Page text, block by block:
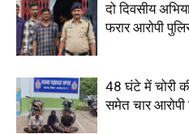
दो दिवसीय
फरार आरोपी
48 घंटे में चोरी
समेत चार आरोपी